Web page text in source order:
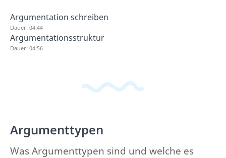
Argumentation schreiben
Dauer: 04:44
Argumentationsstruktur
Dauer: 04:56
Argumenttypen
Was Argumenttypen sind und welche es